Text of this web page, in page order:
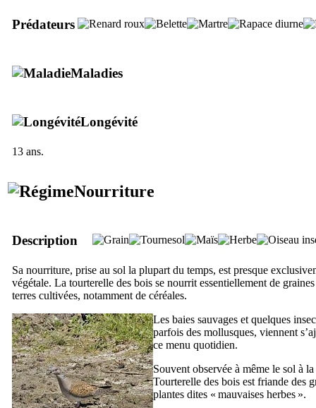
Prédateurs
Maladies
Longévité
13 ans.
Nourriture
Description
Sa nourriture, prise au sol la plupart du temps, est presque
végétale. La tourterelle des bois se nourrit essentiellement de graines
terres cultivées, notamment de céréales.
Les baies sauvages et quelques
parfois des mollusques, viennent
ce menu quotidien.
Souvent observée à même le sol à
Tourterelle des bois est friande des
plantes dites « mauvaises herbes ».